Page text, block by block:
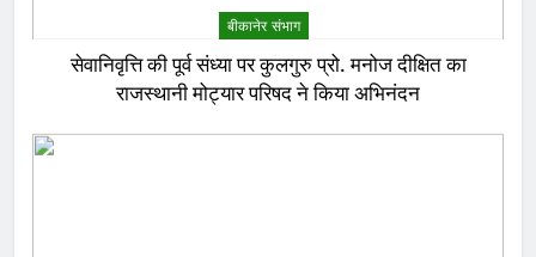
बीकानेर संभाग
सेवानिवृत्ति की पूर्व संध्या पर कुलगुरु प्रो. मनोज दीक्षित का
राजस्थानी मोट्यार परिषद ने किया अभिनंदन